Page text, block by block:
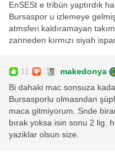
EnSESt e tribün yaptırdık
Bursaspor u izlemeye
atmsferi kaldıramayan
zanneden kırmızı siyah
11 makedonya
Bi dahaki mac sonsuza
Bursasporlu olmasndan
maca gitmiyorum. Snde
bırak yoksa isin sonu 2 lig.
yaziklar olsun size.